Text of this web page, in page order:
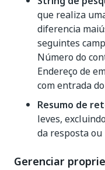
que realiza
diferencia
seguintes
Número do
Endereço de
com entrada
Resumo de
leves,
da resposta ou
Gerenciar